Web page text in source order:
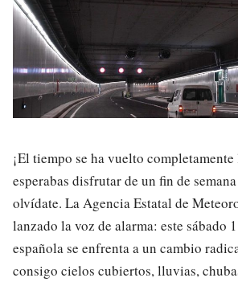
¡El tiempo se ha vuelto
esperabas disfrutar de un fin de
olvídate. La Agencia Estatal de
lanzado la voz de alarma: este sábado
española se enfrenta a un cambio
consigo cielos cubiertos, lluvias,